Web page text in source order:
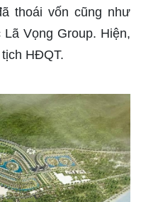
thoái vốn cũng như
Vọng Group. Hiện,
HĐQT.